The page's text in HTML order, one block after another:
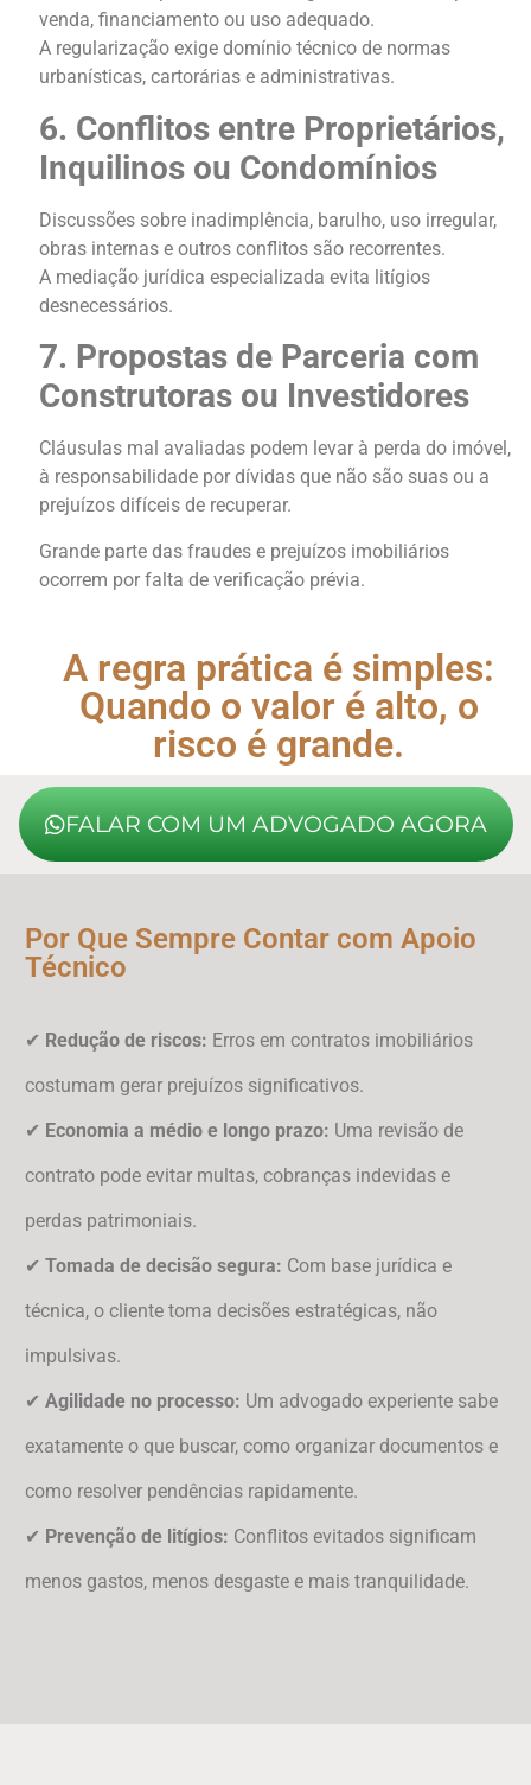
venda, financiamento ou uso adequado.
A regularização exige domínio técnico de normas
urbanísticas, cartorárias e administrativas.
6. Conflitos entre Proprietários,
Inquilinos ou Condomínios
Discussões sobre inadimplência, barulho, uso irregular,
obras internas e outros conflitos são recorrentes.
A mediação jurídica especializada evita litígios
desnecessários.
7. Propostas de Parceria com
Construtoras ou Investidores
Cláusulas mal avaliadas podem levar à perda do imóvel,
à responsabilidade por dívidas que não são suas ou a
prejuízos difíceis de recuperar.
Grande parte das fraudes e prejuízos imobiliários
ocorrem por falta de verificação prévia.
A regra prática é simples:
Quando o valor é alto, o
risco é grande.
FALAR COM UM ADVOGADO AGORA
Por Que Sempre Contar com Apoio
Técnico
✔ Redução de riscos: Erros em contratos imobiliários
costumam gerar prejuízos significativos.
✔ Economia a médio e longo prazo: Uma revisão de
contrato pode evitar multas, cobranças indevidas e
perdas patrimoniais.
✔ Tomada de decisão segura: Com base jurídica e
técnica, o cliente toma decisões estratégicas, não
impulsivas.
✔ Agilidade no processo: Um advogado experiente sabe
exatamente o que buscar, como organizar documentos e
como resolver pendências rapidamente.
✔ Prevenção de litígios: Conflitos evitados significam
menos gastos, menos desgaste e mais tranquilidade.